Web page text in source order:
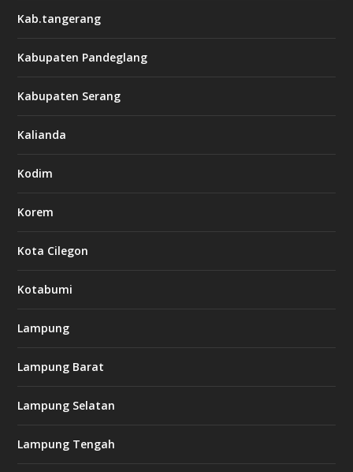
Kab.tangerang
Kabupaten Pandeglang
Kabupaten Serang
Kalianda
Kodim
Korem
Kota Cilegon
Kotabumi
Lampung
Lampung Barat
Lampung Selatan
Lampung Tengah